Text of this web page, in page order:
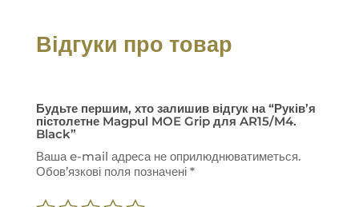
Відгуки про товар
Будьте першим, хто залишив відгук на “Руків’я
пістолетне Magpul MOE Grip для AR15/M4.
Black”
Ваша e-mail адреса не оприлюднюватиметься.
Обов’язкові поля позначені *